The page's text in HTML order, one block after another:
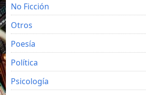
No Ficción
Otros
Poesía
Política
Psicología